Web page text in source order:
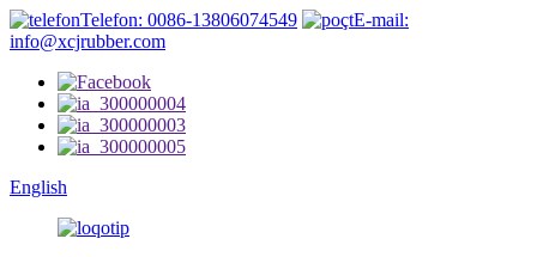
Telefon: 0086-13806074549
E-mail:
info@xcjrubber.com
English